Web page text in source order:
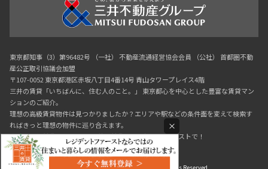
東京都知事（3）第96482号 （一社） 不動産流通経営協会会員 （公社） 首都圏不動
産公正取引協議会加盟
〒107-0052 東京都港区赤坂八丁目4番14号 青山タワープレイス4階
三井の賃貸「いちばんに、住む人のこと。」 東京都心を中心とした豊富な賃貸マン
ションのご紹介。
理想の高級賃貸物件は見つかりましたか？エリアや駅などの条件面を変えて検索す
ればきっと理想の物件に巡り合えます。
都心の高級賃貸物件探しは[三井の賃貸]レジデントファーストで！
Copyright © RESIDENT FIRST Co.,Ltd. All Rights Reserved.
×